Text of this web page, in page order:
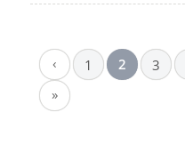
‹ 1 2 3
»